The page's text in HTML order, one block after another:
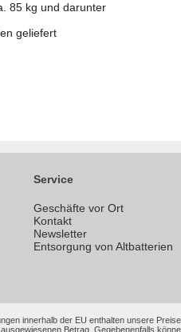
85 kg und darunter
geliefert
Service
Geschäfte vor Ort
Kontakt
Newsletter
Entsorgung von Altbatterien
innerhalb der EU enthalten unsere
Betrag. Gegebenenfalls